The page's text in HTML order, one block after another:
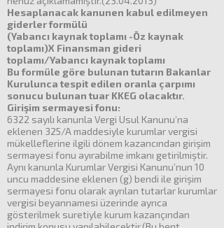
Hesaplanacak kanunen kabul edilmeyen
giderler formülü
(Yabancı kaynak toplamı -Öz kaynak
toplamı)X Finansman gideri
toplamı/Yabancı kaynak toplamı
Bu formüle göre bulunan tutarın Bakanlar
Kurulunca tespit edilen oranla çarpımı
sonucu bulunan tuar KKEG olacaktır.
Girişim sermayesi fonu:
6322 sayılı kanunla Vergi Usul Kanunu’na
eklenen 325/A maddesiyle kurumlar vergisi
mükelleflerine ilgili dönem kazancından girişim
sermayesi fonu ayırabilme imkanı getirilmiştir.
Aynı kanunla Kurumlar Vergisi Kanunu’nun 10
uncu maddesine eklenen (g) bendi ile girişim
sermayesi fonu olarak ayrılan tutarlar kurumlar
vergisi beyannamesi üzerinde ayrıca
gösterilmek suretiyle kurum kazançından